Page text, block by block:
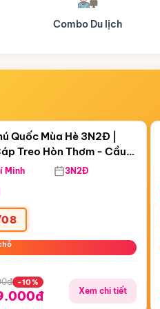
Tour Doanh Nghiệp
10:17:22
Treo Hòn Thơm
Quốc Mùa Hè 3N2Đ |
Treo Hòn Thơm - Cầu
Viên Nước Aquatopia
Minh 3N2Đ
-10%
Xem chi tiết